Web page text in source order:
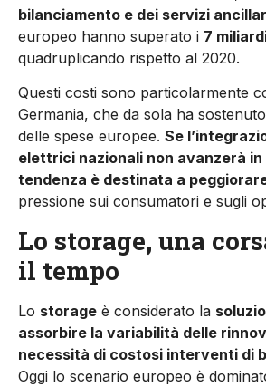
bilanciamento e dei servizi
europeo hanno superato i 7
quadruplicando rispetto al 2020.
Questi costi sono particolarmente
Germania, che da sola ha
delle spese europee. Se
elettrici nazionali non avanzerà in
tendenza è destinata a
pressione sui consumatori e sugli
Lo storage, una
il tempo
Lo storage è considerato la
assorbire la variabilità delle
necessità di costosi interventi di
Oggi lo scenario europeo è